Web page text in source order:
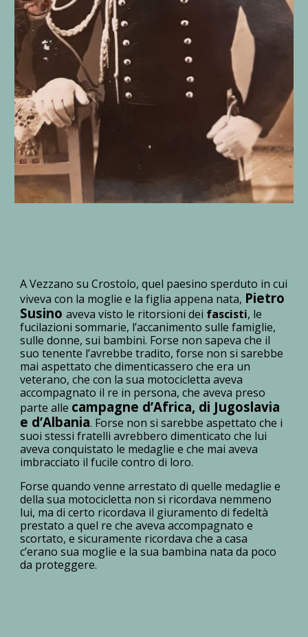
AVezzano su Crostolo, quel paesino sperduto in cui
viveva con la moglie e la figlia appena nata, Pietro
Susino aveva visto le ritorsioni dei fascisti, le
fucilazioni sommarie, l’accanimento sulle famiglie,
sulle donne, sui bambini. Forse non sapeva che il
suo tenente l’avrebbe tradito, forse non si sarebbe
mai aspettato che dimenticassero che era un
veterano, che con la sua motocicletta aveva
accompagnato il re in persona, che aveva preso
parte alle campagne d’Africa, di Jugoslavia
e d’Albania. Forse non si sarebbe aspettato che i
suoi stessi fratelli avrebbero dimenticato che lui
aveva conquistato le medaglie e che mai aveva
imbracciato il fucile contro di loro.
Forse quando venne arrestato di quelle medaglie e
della sua motocicletta non si ricordava nemmeno
lui, ma di certo ricordava il giuramento di fedeltà
prestato a quel re che aveva accompagnato e
scortato, e sicuramente ricordava che a casa
c’erano sua moglie e la sua bambina nata da poco
da proteggere.